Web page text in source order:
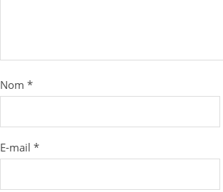
Nom *
E-mail *